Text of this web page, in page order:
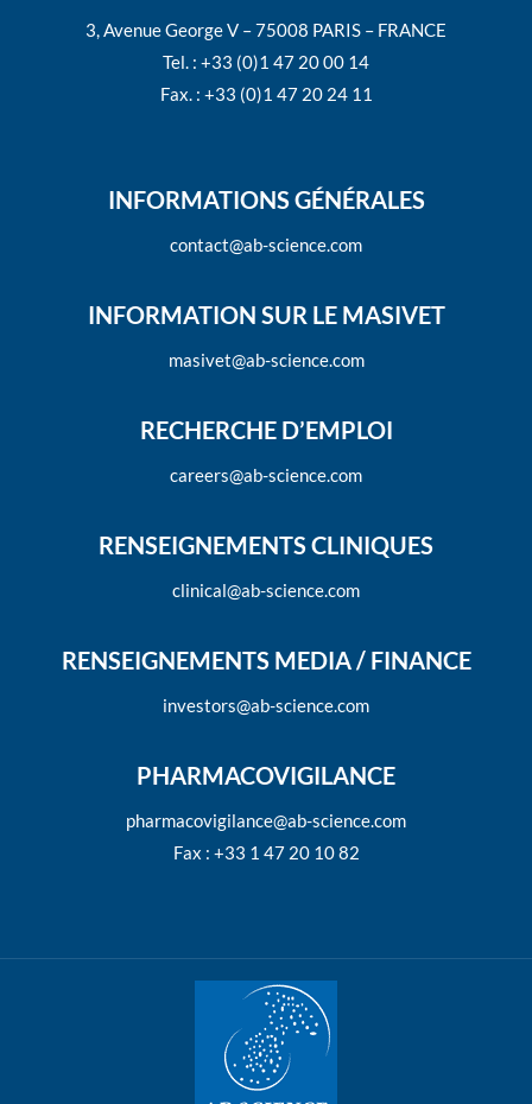
3, Avenue George V – 75008 PARIS – FRANCE
Tel. : +33 (0)1 47 20 00 14
Fax. : +33 (0)1 47 20 24 11
INFORMATIONS GÉNÉRALES
contact@ab-science.com
INFORMATION SUR LE MASIVET
masivet@ab-science.com
RECHERCHE D’EMPLOI
careers@ab-science.com
RENSEIGNEMENTS CLINIQUES
clinical@ab-science.com
RENSEIGNEMENTS MEDIA / FINANCE
investors@ab-science.com
PHARMACOVIGILANCE
pharmacovigilance@ab-science.com
Fax : +33 1 47 20 10 82